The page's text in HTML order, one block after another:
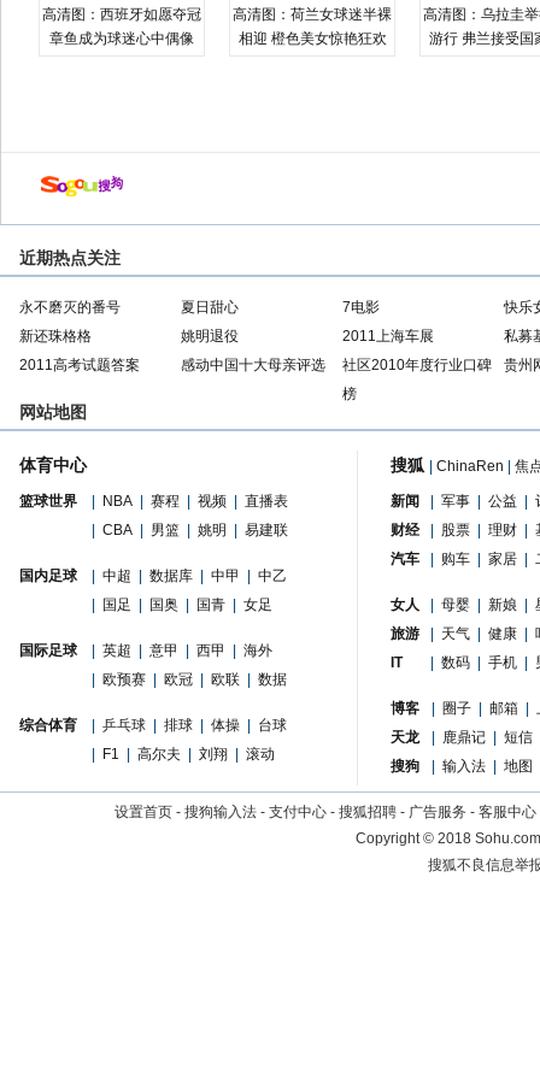
高清图：西班牙如愿夺冠
章鱼成为球迷心中偶像
高清图：荷兰女球迷半裸
相迎 橙色美女惊艳狂欢
高清图：乌拉圭
游行 弗兰接受国
近期热点关注
永不磨灭的番号 夏日甜心 7电影
快乐
新还珠格格
姚明退役 2011上海车展
私募
2011高考试题答案
感动中国十大母亲评选
社区2010年度行业口碑
榜
贵州
网站地图
体育中心
篮球世界 NBA 赛程 视频
直播表
CBA 男篮 姚明 易建联
国内足球 中超 数据库 中甲
中乙
国足 国奥 国青 女足
国际足球 英超 意甲 西甲
海外
欧预赛 欧冠 欧联 数据
综合体育 乒乓球 排球 体操
台球
F1 高尔夫 刘翔 滚动
搜狐 ChinaRen 焦
新闻 军事 公益
财经
股票 理财
汽车
购车 家居
女人 母婴 新娘
旅游
天气 健康
IT
数码 手机
博客 圈子 邮箱
天龙
鹿鼎记
短信
搜狗
输入法 地图
设置首页 - 搜狗输入法 - 支付中心 - 搜狐招聘 - 广告服务 - 客服中心
Copyright©2018
搜狐不良信息举